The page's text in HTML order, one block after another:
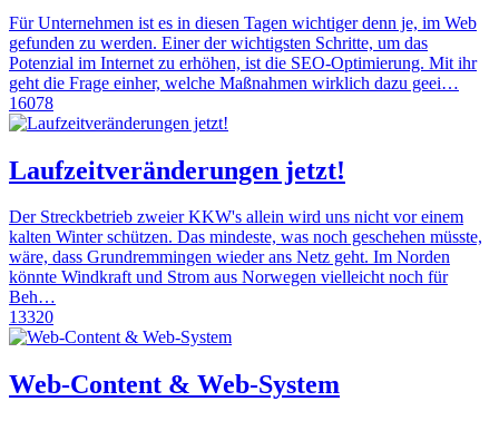
Für Unternehmen ist es in diesen Tagen wichtiger denn je, im Web
gefunden zu werden. Einer der wichtigsten Schritte, um das
Potenzial im Internet zu erhöhen, ist die SEO-Optimierung. Mit ihr
geht die Frage einher, welche Maßnahmen wirklich dazu geei…
16078
Laufzeitveränderungen jetzt!
Der Streckbetrieb zweier KKW's allein wird uns nicht vor einem
kalten Winter schützen. Das mindeste, was noch geschehen müsste,
wäre, dass Grundremmingen wieder ans Netz geht. Im Norden
könnte Windkraft und Strom aus Norwegen vielleicht noch für
Beh…
13320
Web-Content & Web-System